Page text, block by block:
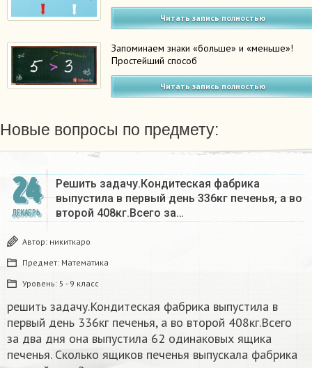
Читать запись полностью
Запоминаем знаки «больше» и «меньше»!
Простейший способ
Читать запись полностью
Новые вопросы по предмету:
24
ДЕКАБРЬ
Решить задачу.Кондитеская фабрика
выпустила в первый день 336кг печенья, а во
второй 408кг.Всего за…
Автор: никиткаро
Предмет: Математика
Уровень: 5 - 9 класс
решить задачу.Кондитеская фабрика выпустила в
первый день 336кг печенья, а во второй 408кг.Всего
за два дня она выпустила 62 одинаковых ящика
печенья. Сколько ящиков печенья выпускала фабрика